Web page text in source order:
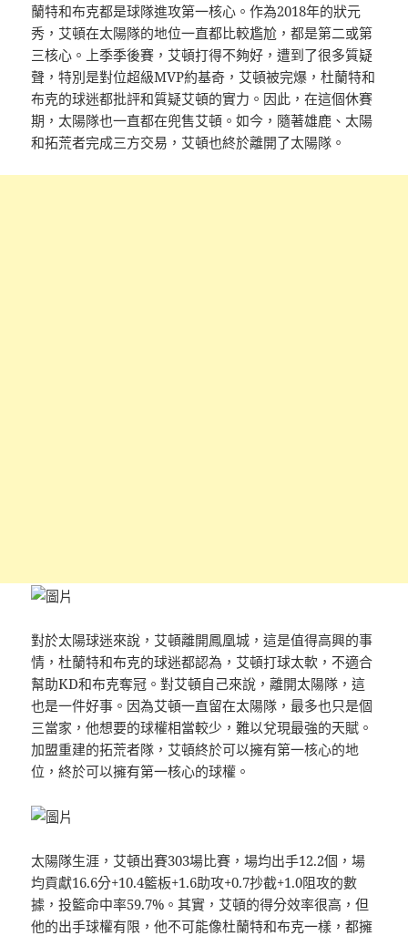
蘭特和布克都是球隊進攻第一核心。作為2018年的狀元
秀，艾頓在太陽隊的地位一直都比較尷尬，都是第二或第
三核心。上季季後賽，艾頓打得不夠好，遭到了很多質疑
聲，特別是對位超級MVP約基奇，艾頓被完爆，杜蘭特和
布克的球迷都批評和質疑艾頓的實力。因此，在這個休賽
期，太陽隊也一直都在兜售艾頓。如今，隨著雄鹿、太陽
和拓荒者完成三方交易，艾頓也終於離開了太陽隊。
對於太陽球迷來說，艾頓離開鳳凰城，這是值得高興的事
情，杜蘭特和布克的球迷都認為，艾頓打球太軟，不適合
幫助KD和布克奪冠。對艾頓自己來說，離開太陽隊，這
也是一件好事。因為艾頓一直留在太陽隊，最多也只是個
三當家，他想要的球權相當較少，難以兌現最強的天賦。
加盟重建的拓荒者隊，艾頓終於可以擁有第一核心的地
位，終於可以擁有第一核心的球權。
太陽隊生涯，艾頓出賽303場比賽，場均出手12.2個，場
均貢獻16.6分+10.4籃板+1.6助攻+0.7抄截+1.0阻攻的數
據，投籃命中率59.7%。其實，艾頓的得分效率很高，但
他的出手球權有限，他不可能像杜蘭特和布克一樣，都擁